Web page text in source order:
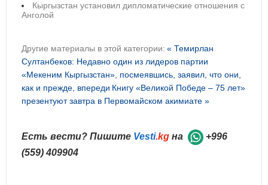
Кыргызстан установил дипломатические отношения с
Анголой
Другие материалы в этой категории: « Темирлан
Султанбеков: Недавно один из лидеров партии
«Мекеним Кыргызстан», посмеявшись, заявил, что они,
как и прежде, впереди Книгу «Великой Победе – 75 лет»
презентуют завтра в Первомайском акимиате »
Есть вести? Пишите Vesti.kg на
+996
(559) 409904